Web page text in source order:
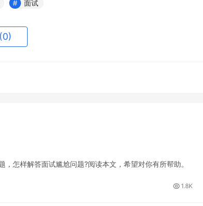
面试
(0)
怎样解答面试尴尬问题?阅读本文，希望对你有所帮助。
1.8K